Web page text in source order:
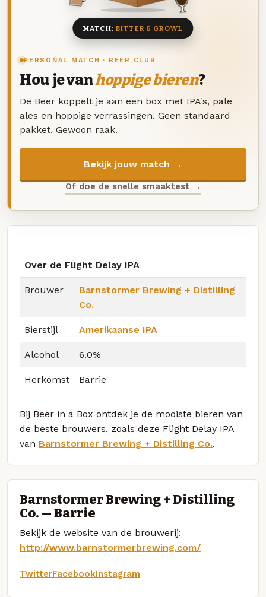
PERSONAL MATCH · BEER CLUB
Hou je vanhoppige bieren?
De Beer koppelt je aan een box met IPA's, pale
ales en hoppige verrassingen. Geen standaard
pakket. Gewoon raak.
Bekijk jouw match →
Of doe de snelle smaaktest →
MATCH: BITTER & GROWL
Over de Flight Delay IPA
Brouwer
Barnstormer Brewing + Distilling
Co.
Bierstijl Amerikaanse IPA
Alcohol 6.0%
Herkomst Barrie
Bij Beer in a Box ontdek je de mooiste bieren van
de beste brouwers, zoals deze Flight Delay IPA
van Barnstormer Brewing + Distilling Co..
Barnstormer Brewing + Distilling
Co. — Barrie
Bekijk de website van de brouwerij:
http://www.barnstormerbrewing.com/
TwitterFacebookInstagram